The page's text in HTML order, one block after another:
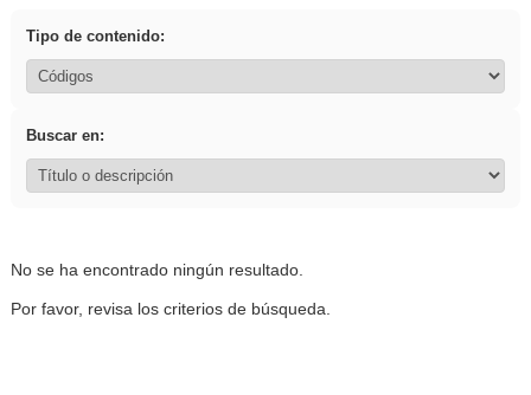
Tipo de contenido:
Buscar en:
No se ha encontrado ningún resultado.
Por favor, revisa los criterios de búsqueda.